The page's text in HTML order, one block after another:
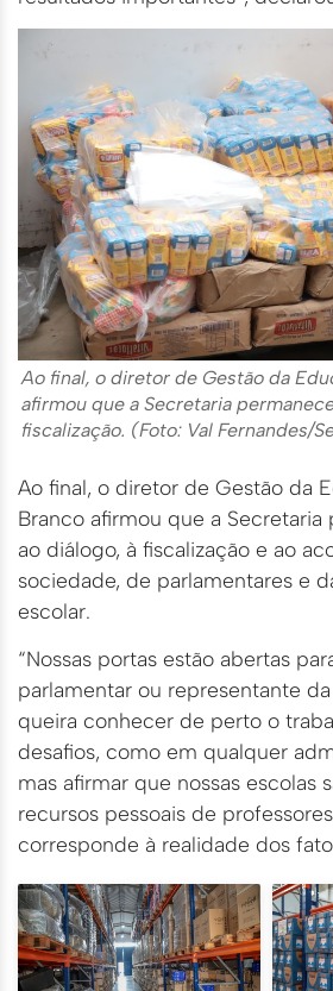
Ao final, o diretor de Gestão da
afirmou que a Secretaria
fiscalização. (Foto: Val Fernandes/
Ao final, o diretor de Gestão da
Branco afirmou que a
ao diálogo, à fiscalização e ao
sociedade, de parlamentares e
escolar.
“Nossas portas estão abertas
parlamentar ou representante
queira conhecer de perto o
desafios, como em qualquer
mas afirmar que nossas escolas
recursos pessoais de
corresponde à realidade dos